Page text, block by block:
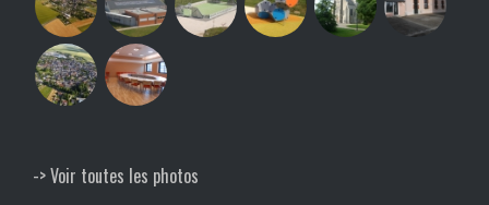
-> Voir toutes les photos